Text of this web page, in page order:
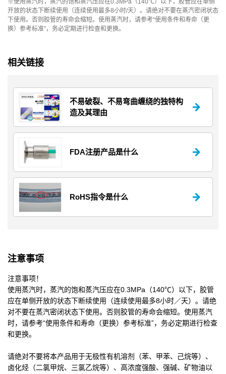
※使用蒸汽时，蒸汽的饱和蒸汽压应在0.3MPa（140℃）以下，胶管应在单侧
开放的状态下断续使用（连续使用最多8小时/天）。请绝对不要在蒸汽密闭状态
下使用。否则胶管的寿命会缩短。使用蒸汽时，请参考“使用条件和寿命（更
换）参考标准”，务必定期进行检查和更换。
相关链接
不易破裂、不易弯曲缠绕的独特构
造及其理由
FDA注册产品是什么
RoHS指令是什么
注意事项
注意事项！
使用蒸汽时，蒸汽的饱和蒸汽压应在0.3MPa（140℃）以下，胶管
应在单侧开放的状态下断续使用（连续使用最多8小时／天）。请绝
对不要在蒸汽密闭状态下使用。否则胶管的寿命会缩短。使用蒸汽
时，请参考“使用条件和寿命（更换）参考标准”，务必定期进行检查
和更换。
请绝对不要将本产品用于无极性有机溶剂（苯、甲苯、己烷等）、
卤化烃（二氯甲烷、三氯乙烷等）、高浓度强酸、强碱、矿物油以